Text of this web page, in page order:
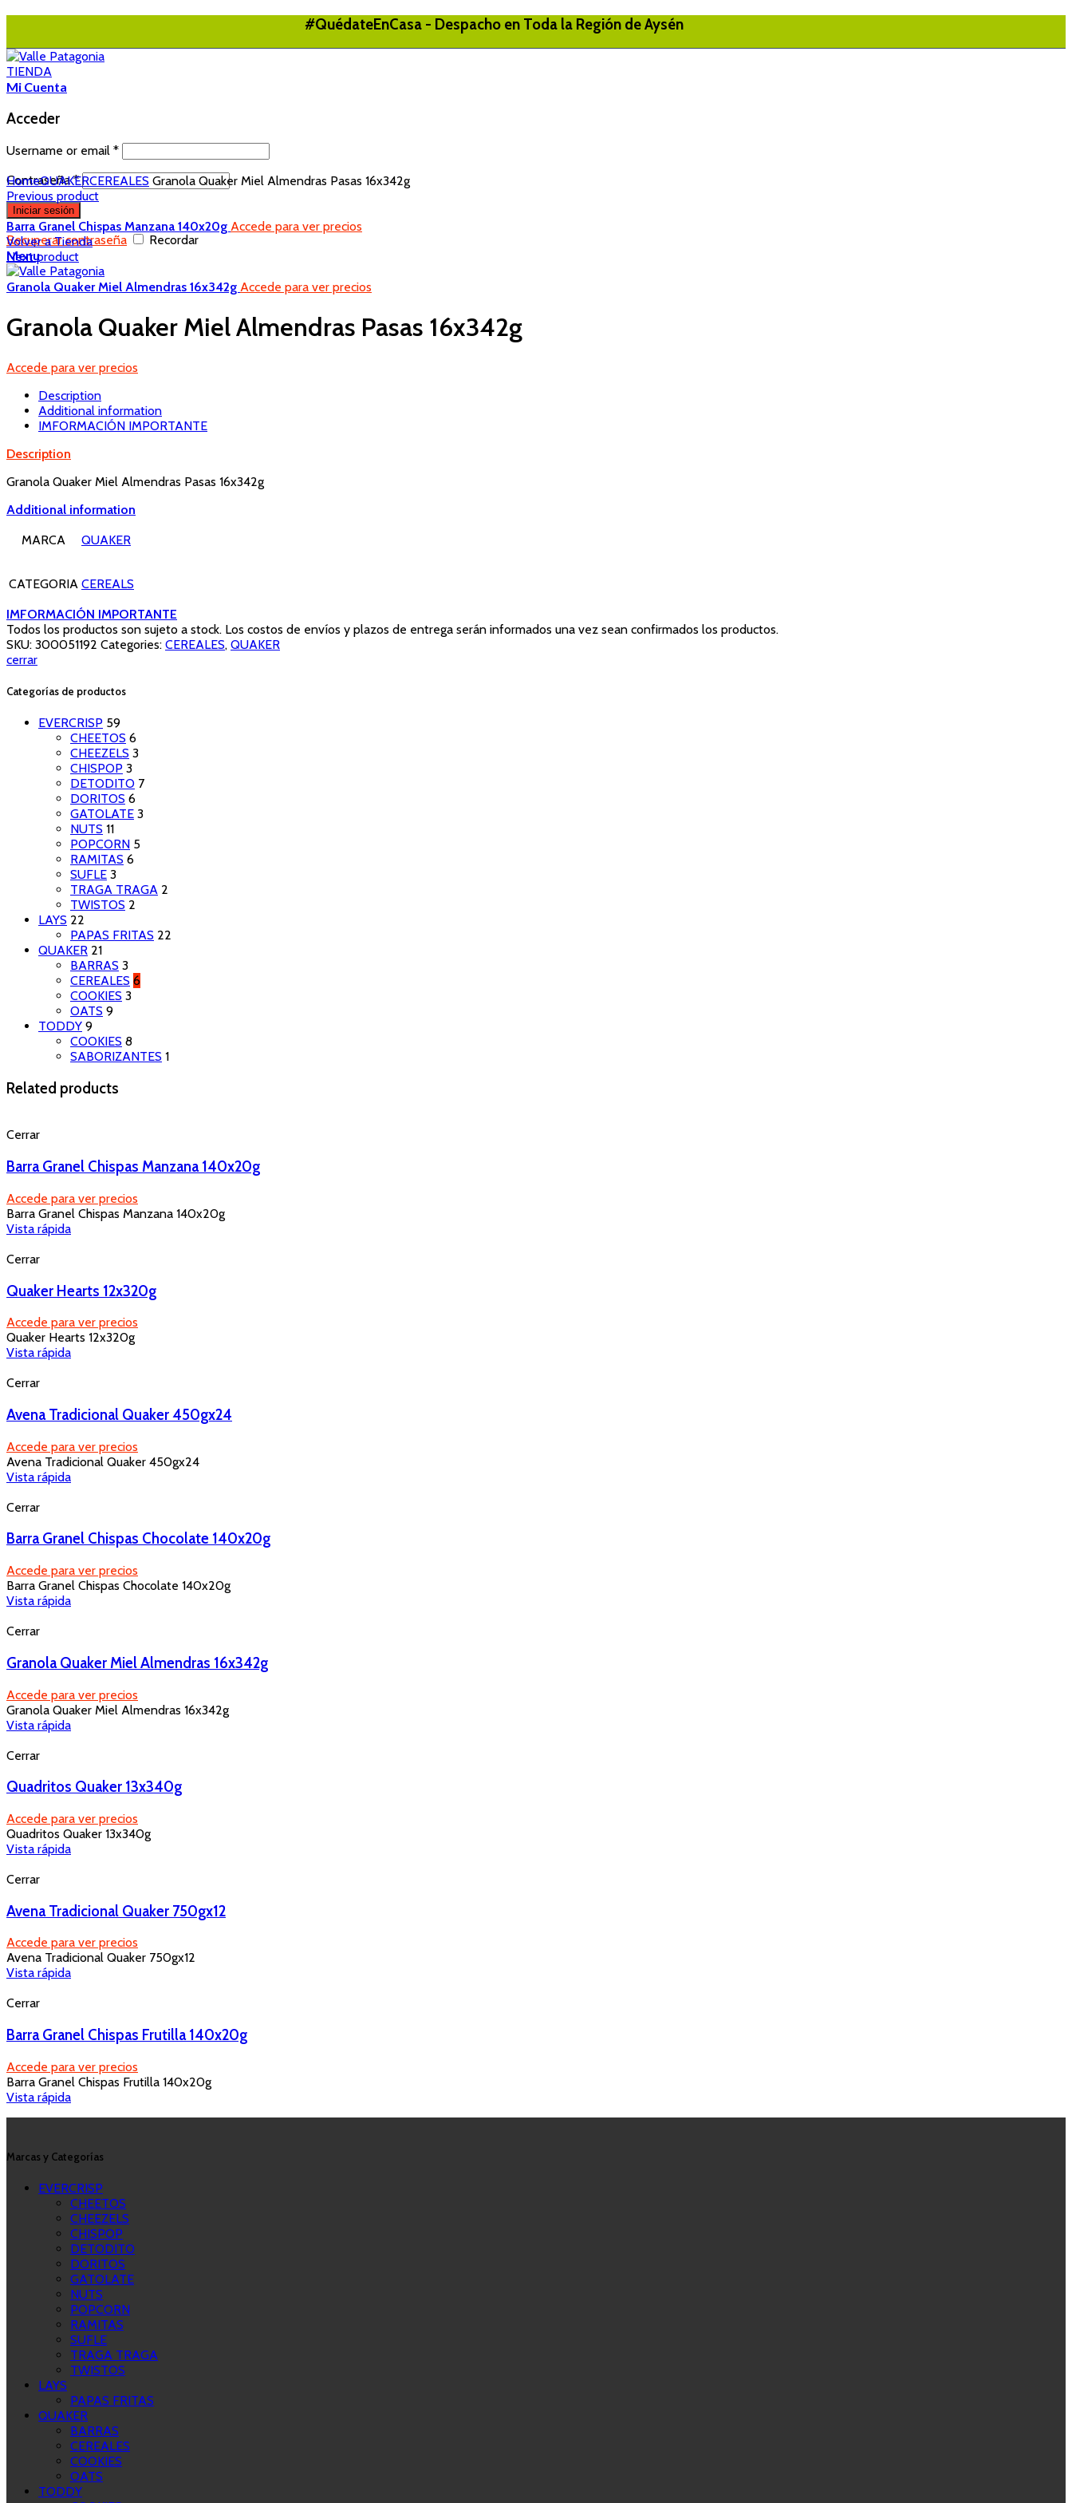
#QuédateEnCasa - Despacho en Toda la Región de Aysén
TIENDA
Mi Cuenta
Acceder
Username or email *
Contraseña*
Iniciar sesión
Recuperar contraseña
Recordar
Menu
HomeQUAKERCEREALES Granola Quaker Miel Almendras Pasas 16x342g
Previous product
Barra Granel Chispas Manzana 140x20g Accede para ver precios
Volver a Tienda
Next product
Granola Quaker Miel Almendras 16x342g Accede para ver precios
Granola Quaker Miel Almendras Pasas 16x342g
Accede para ver precios
Description
Additional information
IMFORMACIÓN IMPORTANTE
Description
Granola Quaker Miel Almendras Pasas 16x342g
Additional information
MARCA
QUAKER
CATEGORIA CEREALS
IMFORMACIÓN IMPORTANTE
Todos los productos son sujeto a stock. Los costos de envíos y plazos de entrega serán informados una vez sean confirmados los productos.
SKU: 300051192 Categories: CEREALES, QUAKER
cerrar
Categorías de productos
EVERCRISP 59
CHEETOS 6
CHEEZELS 3
CHISPOP 3
DETODITO 7
DORITOS 6
GATOLATE 3
NUTS 11
POPCORN 5
RAMITAS 6
SUFLE 3
TRAGA TRAGA 2
TWISTOS 2
LAYS 22
PAPAS FRITAS 22
QUAKER 21
BARRAS 3
CEREALES 6
COOKIES 3
OATS 9
TODDY 9
COOKIES 8
SABORIZANTES 1
Related products
Cerrar
Barra Granel Chispas Manzana 140x20g
Accede para ver precios
Barra Granel Chispas Manzana 140x20g
Vista rápida
Cerrar
Quaker Hearts 12x320g
Accede para ver precios
Quaker Hearts 12x320g
Vista rápida
Cerrar
Avena Tradicional Quaker 450gx24
Accede para ver precios
Avena Tradicional Quaker 450gx24
Vista rápida
Cerrar
Barra Granel Chispas Chocolate 140x20g
Accede para ver precios
Barra Granel Chispas Chocolate 140x20g
Vista rápida
Cerrar
Granola Quaker Miel Almendras 16x342g
Accede para ver precios
Granola Quaker Miel Almendras 16x342g
Vista rápida
Cerrar
Quadritos Quaker 13x340g
Accede para ver precios
Quadritos Quaker 13x340g
Vista rápida
Cerrar
Avena Tradicional Quaker 750gx12
Accede para ver precios
Avena Tradicional Quaker 750gx12
Vista rápida
Cerrar
Barra Granel Chispas Frutilla 140x20g
Accede para ver precios
Barra Granel Chispas Frutilla 140x20g
Vista rápida
Marcas y Categorías
EVERCRISP
CHEETOS
CHEEZELS
CHISPOP
DETODITO
DORITOS
GATOLATE
NUTS
POPCORN
RAMITAS
SUFLE
TRAGA TRAGA
TWISTOS
LAYS
PAPAS FRITAS
QUAKER
BARRAS
CEREALES
COOKIES
OATS
TODDY